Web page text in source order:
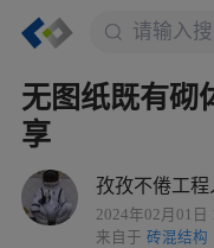
无图纸既有砌
享
孜孜不倦工程
2024年02月01日
来自于 砖混结构